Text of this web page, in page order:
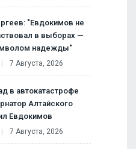
"Евдокимов не
в выборах —
надежды"
7 Августа, 2026
в автокатастрофе
Алтайского
Евдокимов
7 Августа, 2026